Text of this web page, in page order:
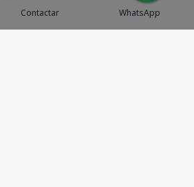
Contactar WhatsApp